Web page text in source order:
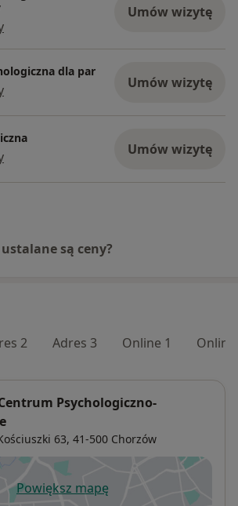
Umów wizytę
dla par
Umów wizytę
Umów wizytę
są ceny?
2 Adres 3 Online 1 Online
Psychologiczno-
63, 41-500 Chorzów
Powiększ mapęotwiera się w nowej karcie